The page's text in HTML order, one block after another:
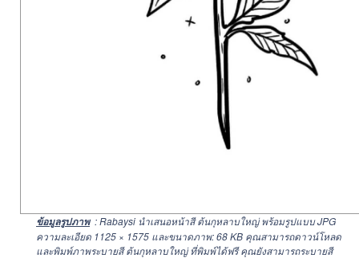
ข้อมูลรูปภาพ : Rabaysi นำเสนอหน้าสี ต้นกุหลาบใหญ่ พร้อมรูปแบบ JPG
ความละเอียด 1125 × 1575 และขนาดภาพ: 68 KB คุณสามารถดาวน์โหลด
และพิมพ์ภาพระบายสี ต้นกุหลาบใหญ่ ที่พิมพ์ได้ฟรี คุณยังสามารถระบายสี